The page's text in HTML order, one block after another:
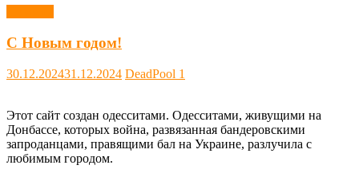
С Новым годом!
30.12.202431.12.2024 DeadPool 1
Этот сайт создан одесситами. Одесситами, живущими на
Донбассе, которых война, развязанная бандеровскими
запроданцами, правящими бал на Украине, разлучила с
любимым городом.